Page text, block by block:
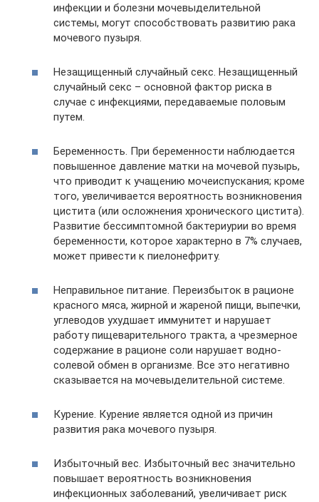
инфекции и болезни мочевыделительной
системы, могут способствовать развитию рака
мочевого пузыря.
Незащищенный случайный секс. Незащищенный
случайный секс – основной фактор риска в
случае с инфекциями, передаваемые половым
путем.
Беременность. При беременности наблюдается
повышенное давление матки на мочевой пузырь,
что приводит к учащению мочеиспускания; кроме
того, увеличивается вероятность возникновения
цистита (или осложнения хронического цистита).
Развитие бессимптомной бактериурии во время
беременности, которое характерно в 7% случаев,
может привести к пиелонефриту.
Неправильное питание. Переизбыток в рационе
красного мяса, жирной и жареной пищи, выпечки,
углеводов ухудшает иммунитет и нарушает
работу пищеварительного тракта, а чрезмерное
содержание в рационе соли нарушает водно-
солевой обмен в организме. Все это негативно
сказывается на мочевыделительной системе.
Курение. Курение является одной из причин
развития рака мочевого пузыря.
Избыточный вес. Избыточный вес значительно
повышает вероятность возникновения
инфекционных заболеваний, увеличивает риск